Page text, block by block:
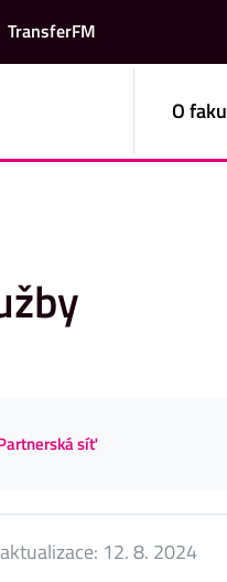
TransferFM
O
síť
12. 8. 2024